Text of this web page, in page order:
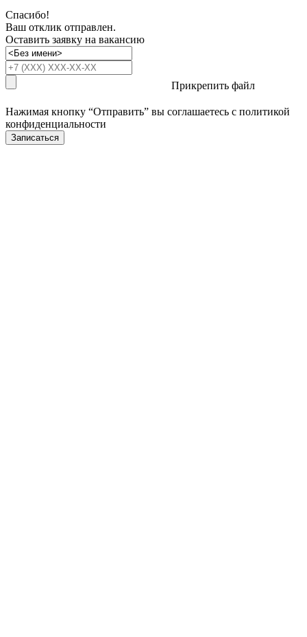
Спасибо!
Ваш отклик отправлен.
Оставить заявку на вакансию
Прикрепить файл
Нажимая кнопку “Отправить” вы соглашаетесь с политикой
конфиденциальности
Записаться